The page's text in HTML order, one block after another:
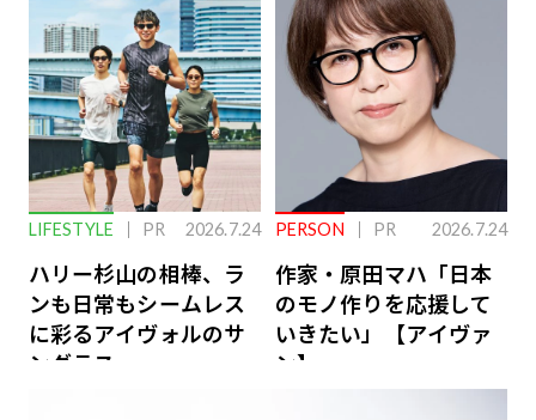
ーケアとは
LIFESTYLE PR 2026.7.24
ハリー杉山の相棒、ラ
ンも日常もシームレス
に彩るアイヴォルのサ
ングラス
PERSON PR 2026.7.24
作家・原田マハ「日本
のモノ作りを応援して
いきたい」【アイヴァ
ン】